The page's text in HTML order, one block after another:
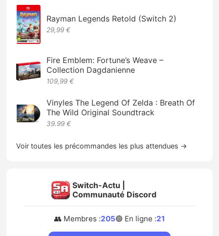
Rayman Legends Retold (Switch 2)
29,99 €
Fire Emblem: Fortune’s Weave –
Collection Dagdanienne
109,99 €
Vinyles The Legend Of Zelda : Breath Of
The Wild Original Soundtrack
39.99 €
Voir toutes les précommandes les plus attendues →
Switch-Actu |
Communauté Discord
👥 Membres :205🟢 En ligne :21